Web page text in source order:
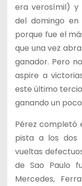
era verosímil) y
del domingo en
porque fue el
que una vez
ganador. Pero
aspire a
este último
ganando un
Pérez completó
pista a los dos
vueltas
de Sao Paulo
Mercedes,